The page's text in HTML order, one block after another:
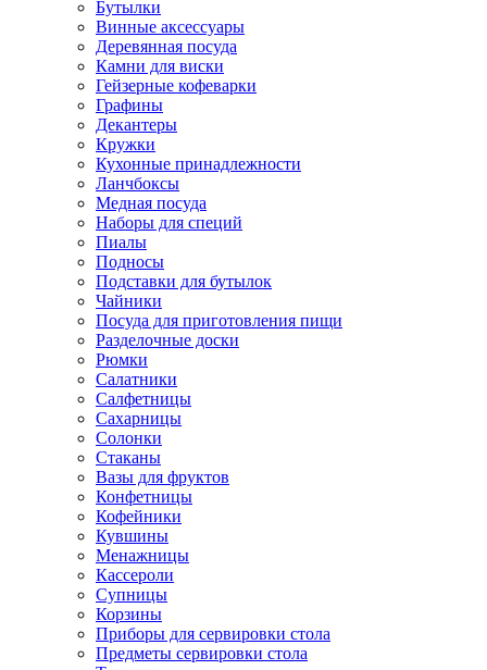
Бутылки
Винные аксессуары
Деревянная посуда
Камни для виски
Гейзерные кофеварки
Графины
Декантеры
Кружки
Кухонные принадлежности
Ланчбоксы
Медная посуда
Наборы для специй
Пиалы
Подносы
Подставки для бутылок
Чайники
Посуда для приготовления пищи
Разделочные доски
Рюмки
Салатники
Салфетницы
Сахарницы
Солонки
Стаканы
Вазы для фруктов
Конфетницы
Кофейники
Кувшины
Менажницы
Кассероли
Супницы
Корзины
Приборы для сервировки стола
Предметы сервировки стола